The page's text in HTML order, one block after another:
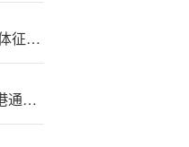
特<朗>普称美将对芯片和半导体征收约100%的关税
医疗设备上.市公司:董秘PK：港通医疗陈兴根2024年薪酬降幅最大 同比降幅达28.17%